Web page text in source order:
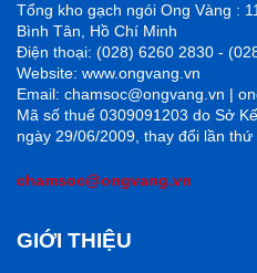
Tổng kho gạch ngói Ong Vàng :
Bình Tân, Hồ Chí Minh
Điện thoại: (028) 6260 2830 -
Website: www.ongvang.vn
Email: chamsoc@ongvang.vn |
Mã số thuế 0309091203 do Sở
ngày 29/06/2009, thay đổi lần
chamsoc@ongvang.vn
GIỚI THIỆU